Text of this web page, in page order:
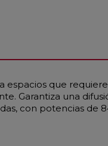
espacios que
Garantiza una
con potencias de